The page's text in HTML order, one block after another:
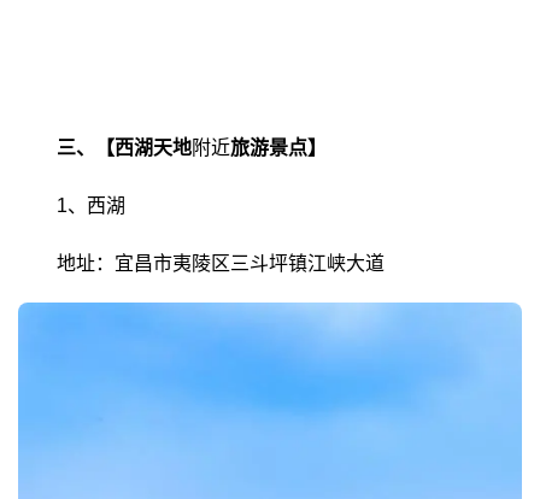
三、【西湖天地附近旅游景点】
1、西湖
地址：宜昌市夷陵区三斗坪镇江峡大道